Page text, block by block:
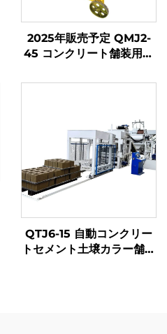
2025年販売予定 QMJ2-
45 コンクリート舗装用プ
ブロック金型製造機
QTJ6-15 自動コンクリー
トセメント土壌カラー舗装